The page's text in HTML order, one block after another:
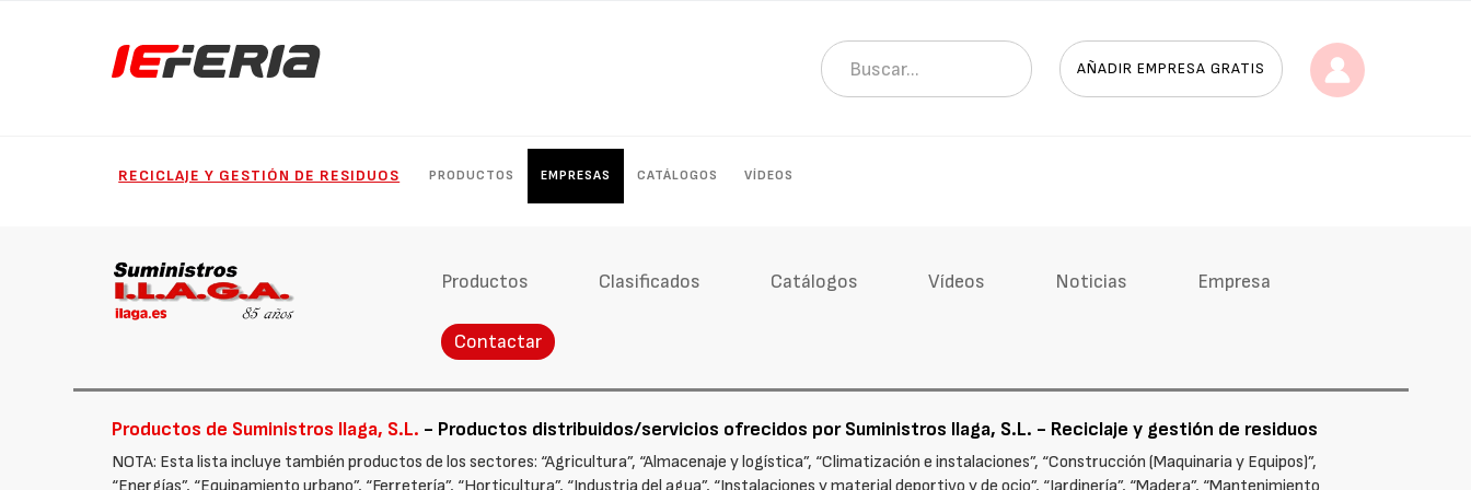
AÑADIR EMPRESA GRATIS
RECICLAJE Y GESTIÓN DE RESIDUOS PRODUCTOS EMPRESAS CATÁLOGOS VÍDEOS
Productos Clasificados Catálogos Vídeos Noticias Empresa
Contactar
Productos de Suministros Ilaga, S.L. - Productos distribuidos/servicios ofrecidos por Suministros Ilaga, S.L. - Reciclaje y gestión de residuos
NOTA: Esta lista incluye también productos de los sectores: “Agricultura”, “Almacenaje y logística”, “Climatización e instalaciones”, “Construcción (Maquinaria y Equipos)”,